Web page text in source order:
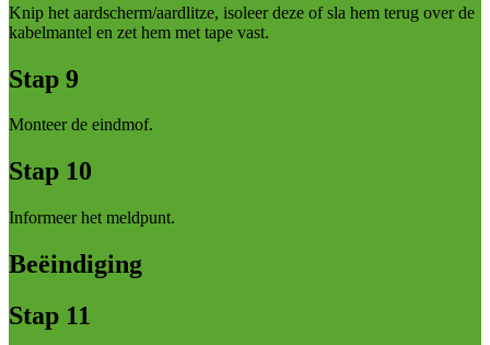
Knip het aardscherm/aardlitze, isoleer deze of sla hem terug over de
kabelmantel en zet hem met tape vast.
Stap 9
Monteer de eindmof.
Stap 10
Informeer het meldpunt.
Beëindiging
Stap 11